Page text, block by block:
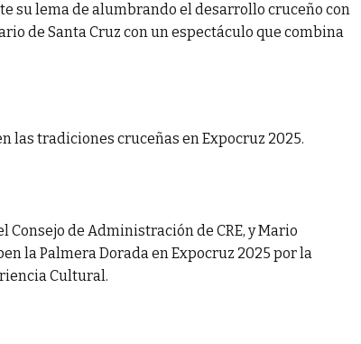
su lema de alumbrando el desarrollo cruceño con
de Santa Cruz con un espectáculo que combina
las tradiciones cruceñas en Expocruz 2025.
Consejo de Administración de CRE, y Mario
la Palmera Dorada en Expocruz 2025 por la
Cultural.